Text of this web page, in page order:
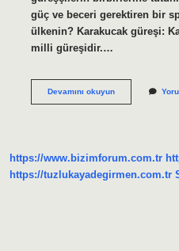
güç ve beceri gerektiren bir
ülkenin? Karakucak güreşi:
milli güreşidir.…
Devamını okuyunMinder
https://www.bizimforum.com.tr
https://tuzlukayadegirmen.com.tr